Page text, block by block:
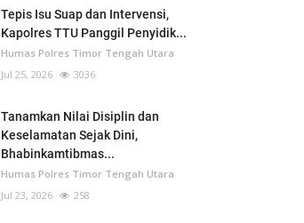
Tepis Isu Suap dan Intervensi,
Kapolres TTU Panggil Penyidik...
Humas Polres Timor Tengah Utara
Jul 25, 2026
3036
Tanamkan Nilai Disiplin dan
Keselamatan Sejak Dini,
Bhabinkamtibmas...
Humas Polres Timor Tengah Utara
Jul 23, 2026
258